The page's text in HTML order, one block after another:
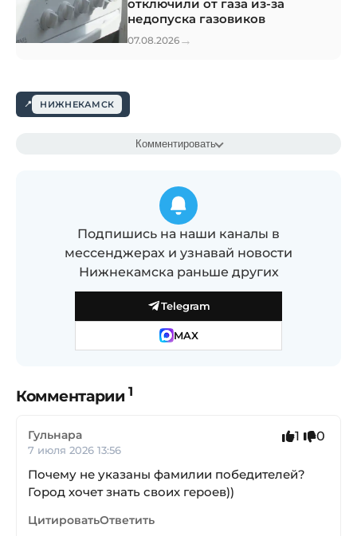
отключили от газа из-за
недопуска газовиков
07.08.2026 →
НИЖНЕКАМСК
Комментировать
Подпишись на наши каналы в
мессенджерах и узнавай новости
Нижнекамска раньше других
Telegram
MAX
Комментарии 1
1 0
Гульнара
7 июля 2026 13:56
Почему не указаны фамилии победителей?
Город хочет знать своих героев))
ЦитироватьОтветить